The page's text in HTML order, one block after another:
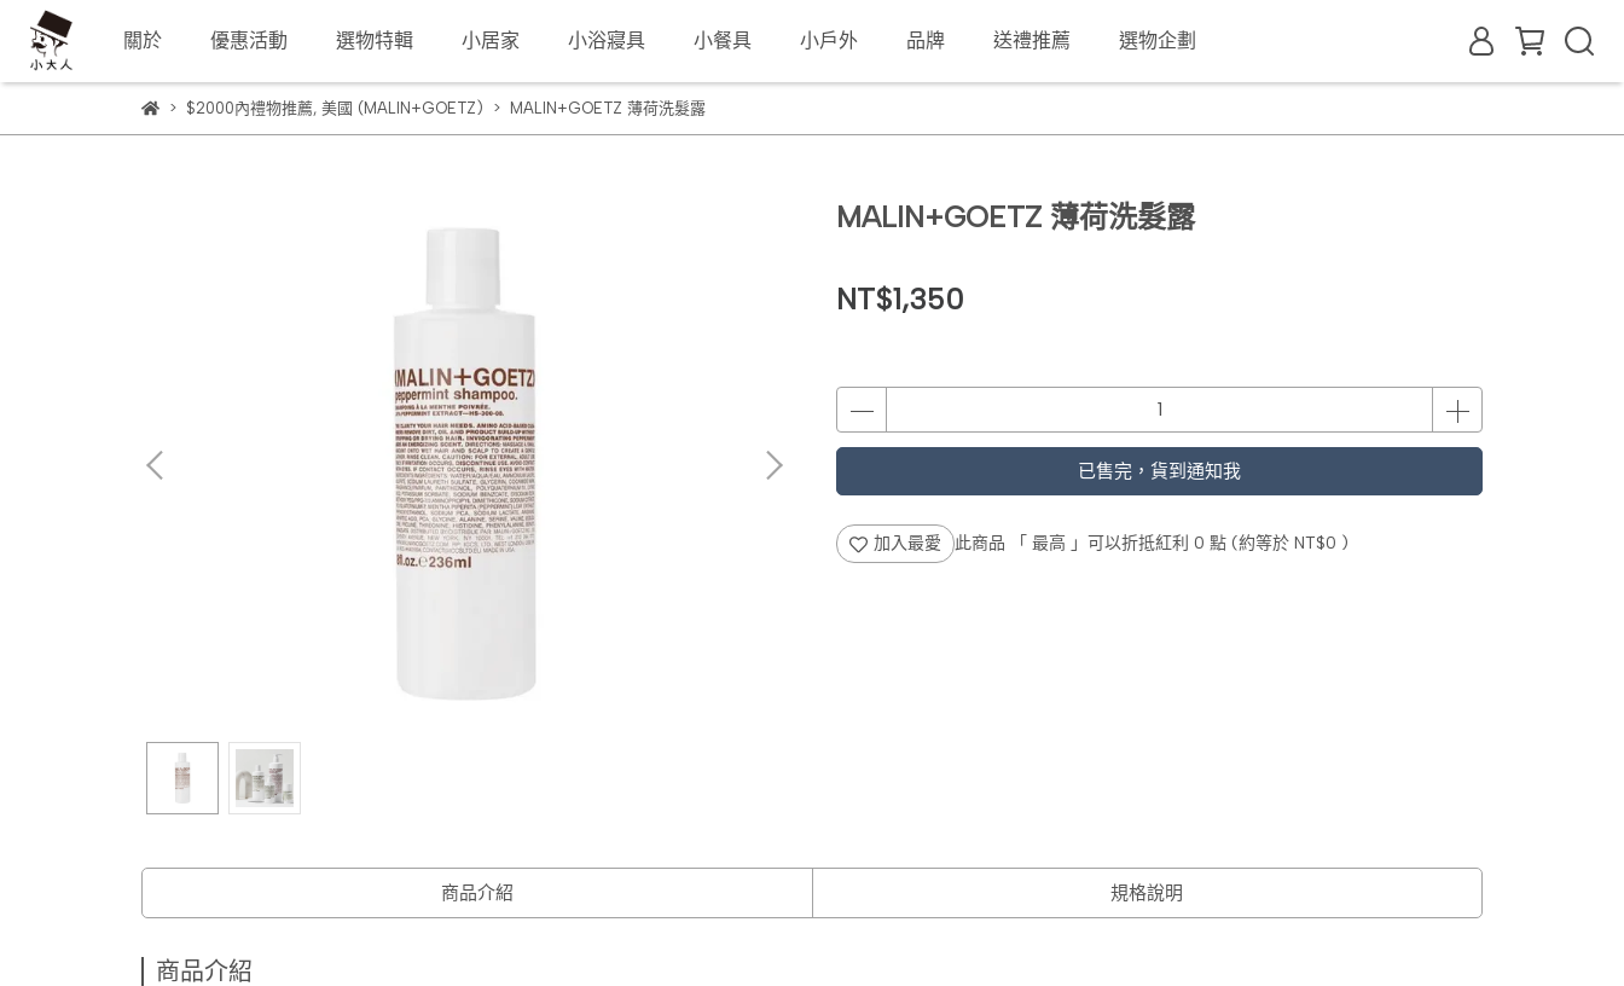
關於 優惠活動 選物特輯 小居家 小浴寢具 小餐具 小戶外 品牌 送禮推薦 選物企劃
$2000內禮物推薦, 美國 (MALIN+GOETZ) MALIN+GOETZ 薄荷洗髮露
MALIN+GOETZ 薄荷洗髮露
NT$1,350
已售完，貨到通知我
加入最愛 此商品 「 最高 」可以折抵紅利 0 點 (約等於 NT$0 )
商品介紹 規格說明
商品介紹